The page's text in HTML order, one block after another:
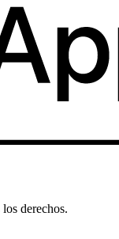
derechos.